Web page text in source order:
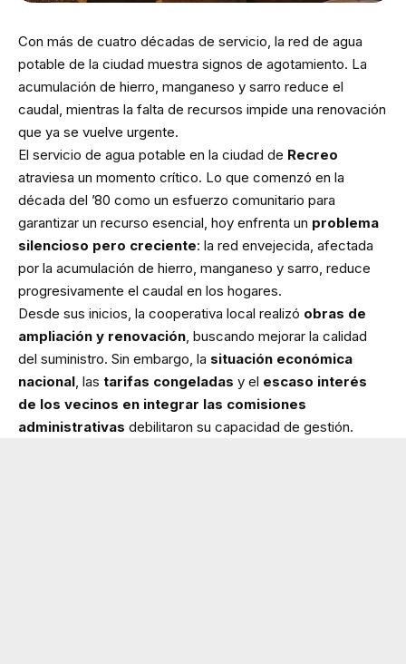
Con más de cuatro décadas de servicio, la red de agua
potable de la ciudad muestra signos de agotamiento. La
acumulación de hierro, manganeso y sarro reduce el
caudal, mientras la falta de recursos impide una renovación
que ya se vuelve urgente.
El servicio de agua potable en la ciudad de Recreo
atraviesa un momento crítico. Lo que comenzó en la
década del ’80 como un esfuerzo comunitario para
garantizar un recurso esencial, hoy enfrenta un problema
silencioso pero creciente: la red envejecida, afectada
por la acumulación de hierro, manganeso y sarro, reduce
progresivamente el caudal en los hogares.
Desde sus inicios, la cooperativa local realizó obras de
ampliación y renovación , buscando mejorar la calidad
del suministro. Sin embargo, la situación económica
nacional , las tarifas congeladas y el escaso interés
de los vecinos en integrar las comisiones
administrativas debilitaron su capacidad de gestión.